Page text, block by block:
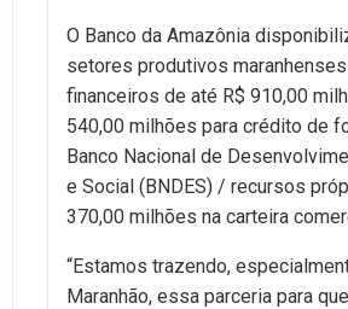
O Banco da Amazônia
setores produtivos
financeiros de até R$ 910,00
540,00 milhões para crédito de
Banco Nacional de
e Social (BNDES) / recursos
370,00 milhões na carteira
“Estamos trazendo,
Maranhão, essa parceria para